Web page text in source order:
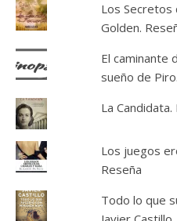
Los Secretos
Golden.
El caminante
sueño de
La
Los juegos
Reseña
Todo lo que